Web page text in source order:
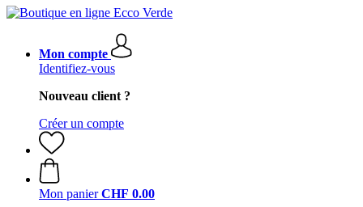
Mon compte
Identifiez-vous
Nouveau client ?
Créer un compte
Mon panier CHF 0.00